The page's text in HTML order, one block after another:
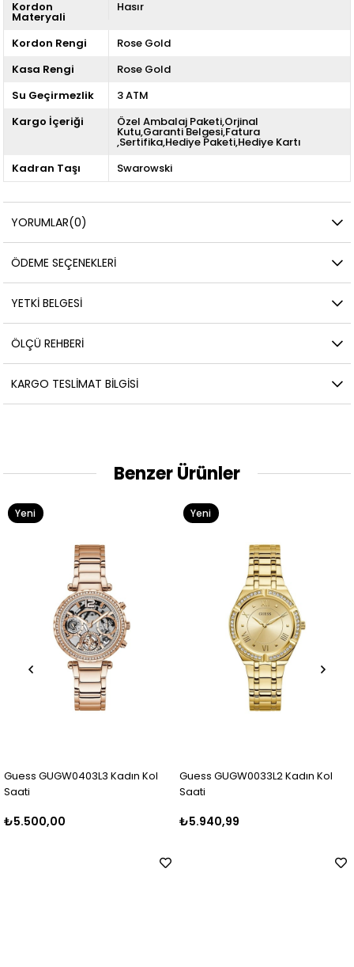
Kordon
Materyali
Hasır
Kordon Rengi
Rose Gold
Kasa Rengi
Rose Gold
Su Geçirmezlik
3 ATM
Kargo İçeriği
Özel Ambalaj Paketi,Orjinal
Kutu,Garanti Belgesi,Fatura
,Sertifika,Hediye Paketi,Hediye Kartı
Kadran Taşı
Swarowski
YORUMLAR(0)
ÖDEME SEÇENEKLERI
YETKİ BELGESİ
ÖLÇÜ REHBERI
KARGO TESLIMAT BILGISI
Benzer Ürünler
Kol
Guess GUGW0033L2 Kadın Kol
₺5.940,99
Guess GUGW0403L2
₺6.499,99